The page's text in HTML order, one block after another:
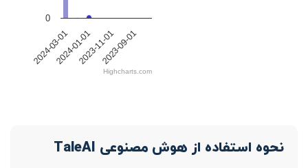
2024-03-012024-01-012023-11-012023-09-01
0
Highcharts.com
نحوه استفاده از هوش مصنوعی TaleAI